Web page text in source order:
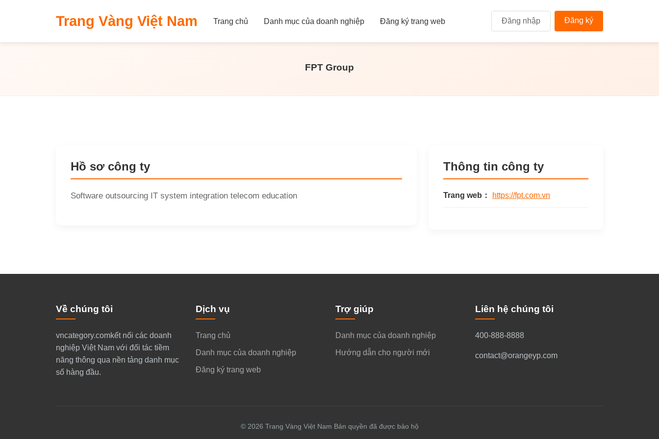
​Trang Vàng Việt Nam Trang chủ Danh mục của doanh nghiệp Đăng ký trang web Đăng nhập Đăng ký
FPT Group
Hồ sơ công ty
Software outsourcing IT system integration telecom education
Thông tin công ty
Trang web： https://fpt.com.vn
Về chúng tôi
​vncategory.comkết nối các doanh
nghiệp Việt Nam với đối tác tiềm
năng thông qua nền tảng danh mục
số hàng đầu.​​
Dịch vụ
Trang chủ
Danh mục của doanh nghiệp
Đăng ký trang web
Trợ giúp
Danh mục của doanh nghiệp
Hướng dẫn cho người mới
Liên hệ chúng tôi
400-888-8888
contact@orangeyp.com
© 2026 ​Trang Vàng Việt Nam Bản quyền đã được bảo hộ